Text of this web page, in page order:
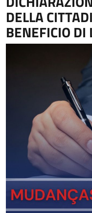
DELLA
BENEFICIO DI